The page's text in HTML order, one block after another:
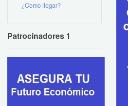
¿Como llegar?
Patrocinadores 1